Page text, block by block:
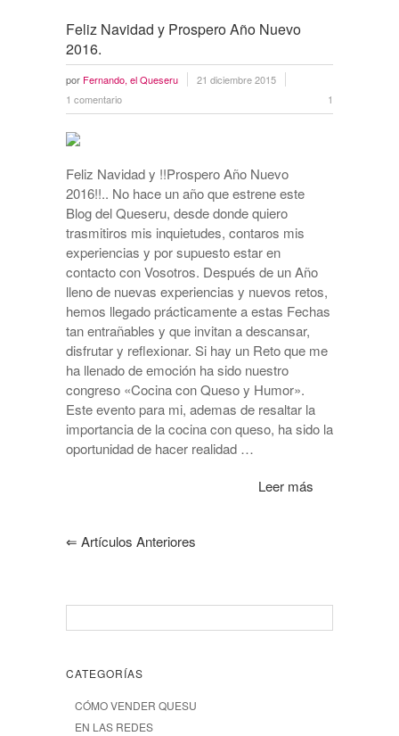
Feliz Navidad y Prospero Año Nuevo
2016.
por Fernando, el Queseru
21 diciembre 2015
1 comentario
1
Feliz Navidad y !!Prospero Año Nuevo
2016!!.. No hace un año que estrene este
Blog del Queseru, desde donde quiero
trasmitiros mis inquietudes, contaros mis
experiencias y por supuesto estar en
contacto con Vosotros. Después de un Año
lleno de nuevas experiencias y nuevos retos,
hemos llegado prácticamente a estas Fechas
tan entrañables y que invitan a descansar,
disfrutar y reflexionar. Si hay un Reto que me
ha llenado de emoción ha sido nuestro
congreso «Cocina con Queso y Humor».
Este evento para mi, ademas de resaltar la
importancia de la cocina con queso, ha sido la
oportunidad de hacer realidad …
Leer más
⇐ Artículos Anteriores
CATEGORÍAS
CÓMO VENDER QUESU
EN LAS REDES